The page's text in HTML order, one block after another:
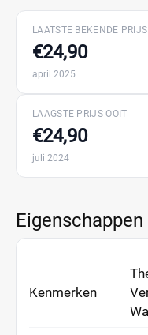
LAATSTE BEKENDE PRIJS
€24,90
april 2025
LAAGSTE PRIJS OOIT
€24,90
juli 2024
Eigenschappen
Kenmerken